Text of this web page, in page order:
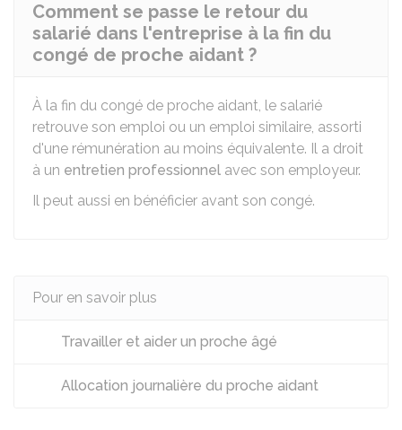
Comment se passe le retour du
salarié dans l'entreprise à la fin du
congé de proche aidant ?
À la fin du congé de proche aidant, le salarié
retrouve son emploi ou un emploi similaire, assorti
d'une rémunération au moins équivalente. Il a droit
à un entretien professionnel avec son employeur.
Il peut aussi en bénéficier avant son congé.
Pour en savoir plus
Travailler et aider un proche âgé
Allocation journalière du proche aidant